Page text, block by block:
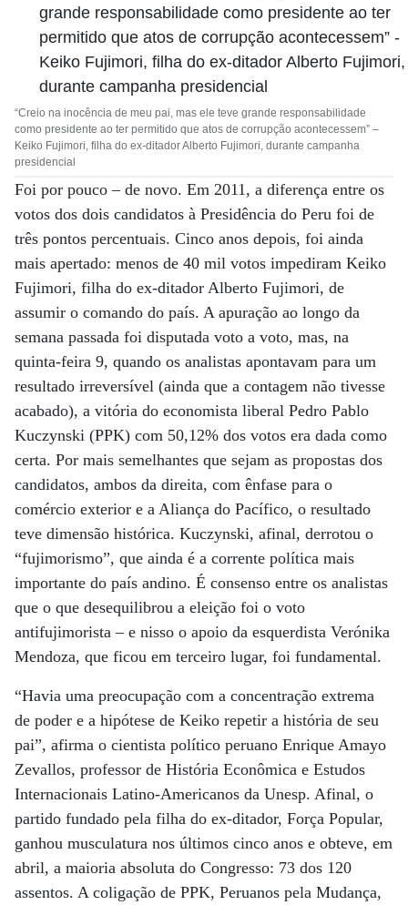
“Creio na inocência de meu pai, mas ele teve grande responsabilidade
como presidente ao ter permitido que atos de corrupção acontecessem” –
Keiko Fujimori, filha do ex-ditador Alberto Fujimori, durante campanha
presidencial
Foi por pouco – de novo. Em 2011, a diferença entre os
votos dos dois candidatos à Presidência do Peru foi de
três pontos percentuais. Cinco anos depois, foi ainda
mais apertado: menos de 40 mil votos impediram Keiko
Fujimori, filha do ex-ditador Alberto Fujimori, de
assumir o comando do país. A apuração ao longo da
semana passada foi disputada voto a voto, mas, na
quinta-feira 9, quando os analistas apontavam para um
resultado irreversível (ainda que a contagem não tivesse
acabado), a vitória do economista liberal Pedro Pablo
Kuczynski (PPK) com 50,12% dos votos era dada como
certa. Por mais semelhantes que sejam as propostas dos
candidatos, ambos da direita, com ênfase para o
comércio exterior e a Aliança do Pacífico, o resultado
teve dimensão histórica. Kuczynski, afinal, derrotou o
“fujimorismo”, que ainda é a corrente política mais
importante do país andino. É consenso entre os analistas
que o que desequilibrou a eleição foi o voto
antifujimorista – e nisso o apoio da esquerdista Verónika
Mendoza, que ficou em terceiro lugar, foi fundamental.
“Havia uma preocupação com a concentração extrema
de poder e a hipótese de Keiko repetir a história de seu
pai”, afirma o cientista político peruano Enrique Amayo
Zevallos, professor de História Econômica e Estudos
Internacionais Latino-Americanos da Unesp. Afinal, o
partido fundado pela filha do ex-ditador, Força Popular,
ganhou musculatura nos últimos cinco anos e obteve, em
abril, a maioria absoluta do Congresso: 73 dos 120
assentos. A coligação de PPK, Peruanos pela Mudança,